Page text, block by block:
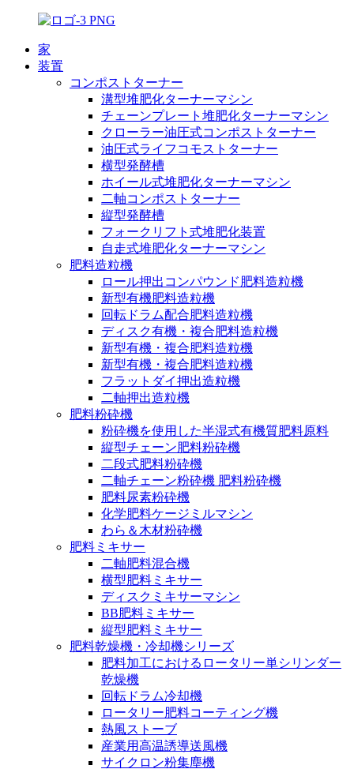
家
装置
コンポストターナー
溝型堆肥化ターナーマシン
チェーンプレート堆肥化ターナーマシン
クローラー油圧式コンポストターナー
油圧式ライフコモストターナー
横型発酵槽
ホイール式堆肥化ターナーマシン
二軸コンポストターナー
縦型発酵槽
フォークリフト式堆肥化装置
自走式堆肥化ターナーマシン
肥料造粒機
ロール押出コンパウンド肥料造粒機
新型有機肥料造粒機
回転ドラム配合肥料造粒機
ディスク有機・複合肥料造粒機
新型有機・複合肥料造粒機
新型有機・複合肥料造粒機
フラットダイ押出造粒機
二軸押出造粒機
肥料粉砕機
粉砕機を使用した半湿式有機質肥料原料
縦型チェーン肥料粉砕機
二段式肥料粉砕機
二軸チェーン粉砕機 肥料粉砕機
肥料尿素粉砕機
化学肥料ケージミルマシン
わら＆木材粉砕機
肥料ミキサー
二軸肥料混合機
横型肥料ミキサー
ディスクミキサーマシン
BB肥料ミキサー
縦型肥料ミキサー
肥料乾燥機・冷却機シリーズ
肥料加工におけるロータリー単シリンダー
乾燥機
回転ドラム冷却機
ロータリー肥料コーティング機
熱風ストーブ
産業用高温誘導送風機
サイクロン粉集塵機